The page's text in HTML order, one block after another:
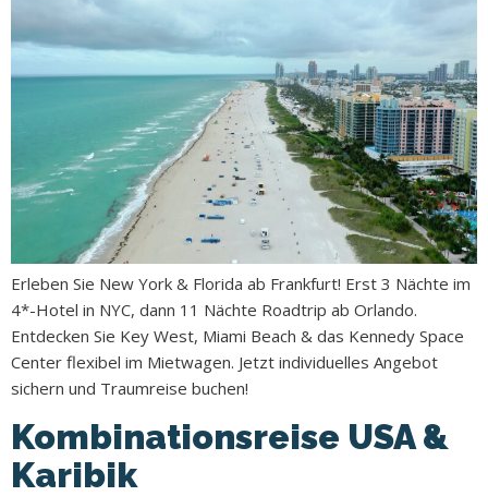
Erleben Sie New York & Florida ab Frankfurt! Erst 3 Nächte im
4*-Hotel in NYC, dann 11 Nächte Roadtrip ab Orlando.
Entdecken Sie Key West, Miami Beach & das Kennedy Space
Center flexibel im Mietwagen. Jetzt individuelles Angebot
sichern und Traumreise buchen!
Kombinationsreise USA &
Karibik